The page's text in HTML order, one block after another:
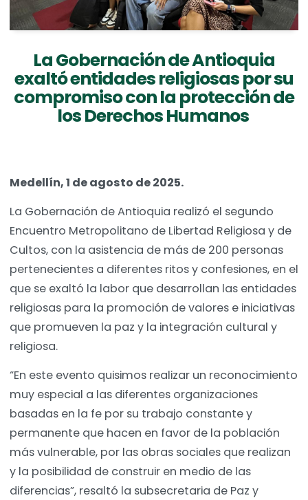
La Gobernación de Antioquia
exaltó entidades religiosas por su
compromiso con la protección de
los Derechos Humanos
Medellín, 1 de agosto de 2025.
La Gobernación de Antioquia realizó el segundo
Encuentro Metropolitano de Libertad Religiosa y de
Cultos, con la asistencia de más de 200 personas
pertenecientes a diferentes ritos y confesiones, en el
que se exaltó la labor que desarrollan las entidades
religiosas para la promoción de valores e iniciativas
que promueven la paz y la integración cultural y
religiosa.
“En este evento quisimos realizar un reconocimiento
muy especial a las diferentes organizaciones
basadas en la fe por su trabajo constante y
permanente que hacen en favor de la población
más vulnerable, por las obras sociales que realizan
y la posibilidad de construir en medio de las
diferencias”, resaltó la subsecretaria de Paz y